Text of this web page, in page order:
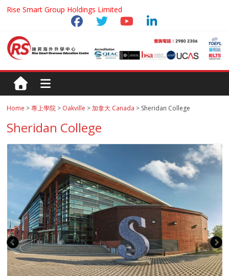
Rise Smart Group Holdings Limited
Home >專上學院 > Oakville >加拿大 Canada > Sheridan College
Sheridan College